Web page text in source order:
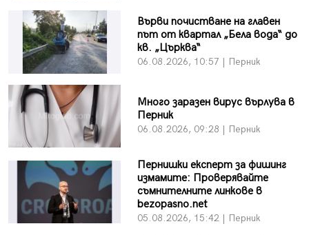
Върви почистване на главен
път от квартал „Бела вода“ до
кв. „Църква“
06.08.2026, 10:57 | Перник
Много заразен вирус върлува в
Перник
06.08.2026, 09:28 | Перник
Пернишки експерт за фишинг
измамите: Проверявайте
съмнителните линкове в
bezopasno.net
05.08.2026, 15:42 | Перник